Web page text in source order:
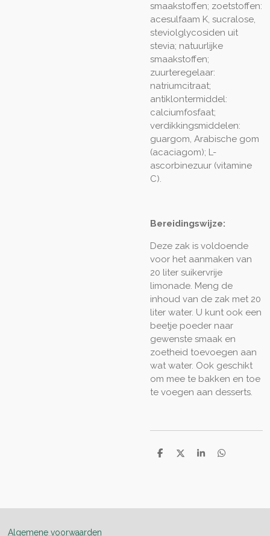
smaakstoffen; zoetstoffen:
acesulfaam K, sucralose,
steviolglycosiden uit
stevia; natuurlijke
smaakstoffen;
zuurteregelaar:
natriumcitraat;
antiklontermiddel:
calciumfosfaat;
verdikkingsmiddelen:
guargom, Arabische gom
(acaciagom); L-
ascorbinezuur (vitamine
C).
Bereidingswijze:
Deze zak is voldoende
voor het aanmaken van
20 liter suikervrije
limonade. Meng de
inhoud van de zak met 20
liter water. U kunt ook een
beetje poeder naar
gewenste smaak en
zoetheid toevoegen aan
wat water. Ook geschikt
om mee te bakken en toe
te voegen aan desserts.
D
D
S
D
Algemene voorwaarden